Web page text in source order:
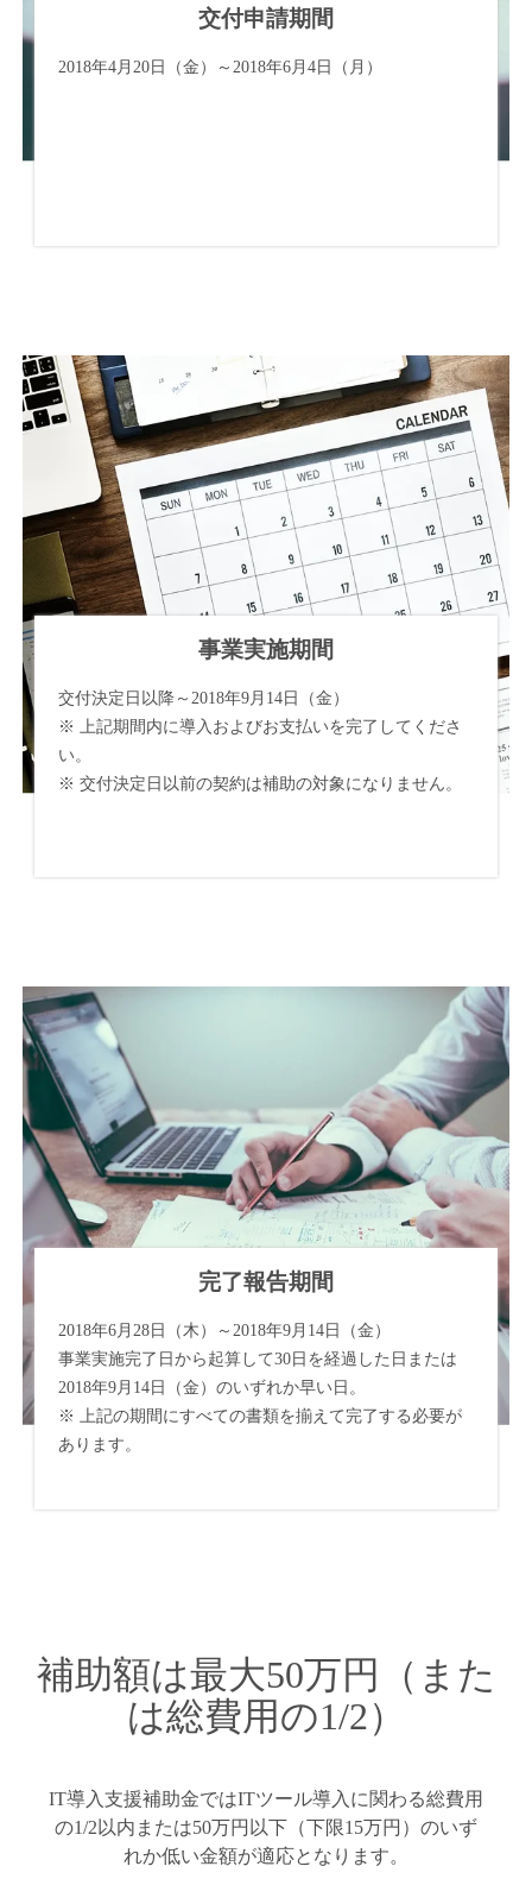
交付申請期間
2018年4月20日（金）～2018年6月4日（月）
事業実施期間
交付決定日以降～2018年9月14日（金）
※ 上記期間内に導入およびお支払いを完了してくださ
い。
※ 交付決定日以前の契約は補助の対象になりません。
完了報告期間
2018年6月28日（木）～2018年9月14日（金）
事業実施完了日から起算して30日を経過した日または
2018年9月14日（金）のいずれか早い日。
※ 上記の期間にすべての書類を揃えて完了する必要が
あります。
補助額は最大50万円（また
は総費用の1/2）
IT導入支援補助金ではITツール導入に関わる総費用
の1/2以内または50万円以下（下限15万円）のいず
れか低い金額が適応となります。